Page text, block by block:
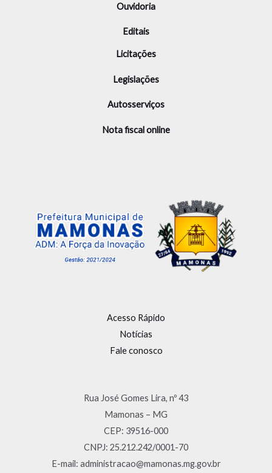
Ouvidoria
Editais
Licitações
Legislações
Autosserviços
Nota fiscal online
Acesso Rápido
Notícias
Fale conosco
Rua José Gomes Lira, nº 43
Mamonas – MG
CEP: 39516-000
CNPJ: 25.212.242/0001-70
E-mail: administracao@mamonas.mg.gov.br